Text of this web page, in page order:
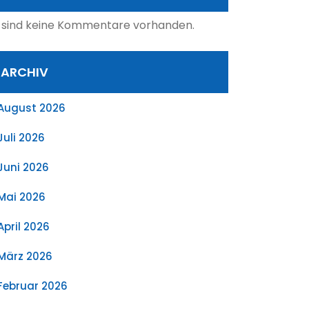
sind keine Kommentare vorhanden.
ARCHIV
2026
2026
2026
2026
2026
2026
2026